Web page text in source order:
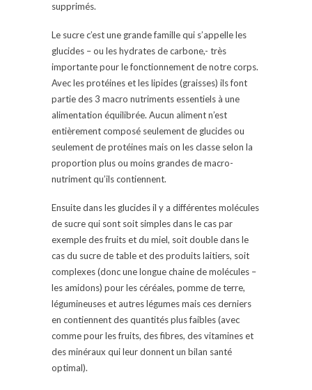
supprimés.
Le sucre c’est une grande famille qui s’appelle les
glucides – ou les hydrates de carbone,- très
importante pour le fonctionnement de notre corps.
Avec les protéines et les lipides (graisses) ils font
partie des 3 macro nutriments essentiels à une
alimentation équilibrée. Aucun aliment n’est
entièrement composé seulement de glucides ou
seulement de protéines mais on les classe selon la
proportion plus ou moins grandes de macro-
nutriment qu’ils contiennent.
Ensuite dans les glucides il y a différentes molécules
de sucre qui sont soit simples dans le cas par
exemple des fruits et du miel, soit double dans le
cas du sucre de table et des produits laitiers, soit
complexes (donc une longue chaine de molécules –
les amidons) pour les céréales, pomme de terre,
légumineuses et autres légumes mais ces derniers
en contiennent des quantités plus faibles (avec
comme pour les fruits, des fibres, des vitamines et
des minéraux qui leur donnent un bilan santé
optimal).